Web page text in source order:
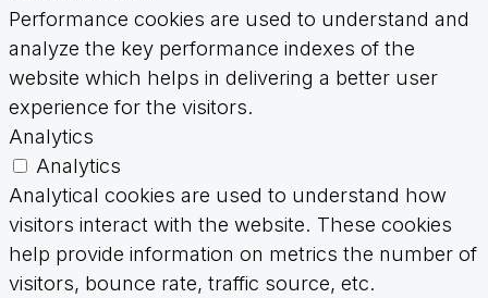
Performance cookies are used to understand and
analyze the key performance indexes of the
website which helps in delivering a better user
experience for the visitors.
Analytics
Analytics
Analytical cookies are used to understand how
visitors interact with the website. These cookies
help provide information on metrics the number of
visitors, bounce rate, traffic source, etc.